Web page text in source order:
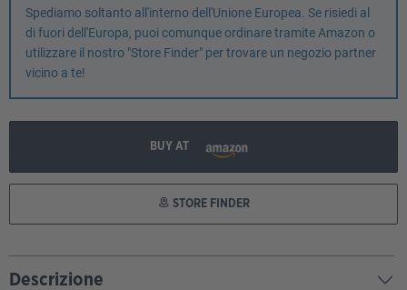
Spediamo soltanto all'interno dell'Unione Europea. Se risiedi al
di fuori dell'Europa, puoi comunque ordinare tramite Amazon o
utilizzare il nostro "Store Finder" per trovare un negozio partner
vicino a te!
BUY AT
STORE FINDER
Descrizione